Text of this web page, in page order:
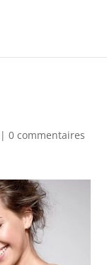
|0 commentaires